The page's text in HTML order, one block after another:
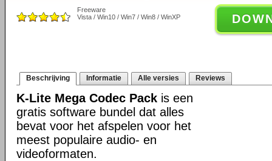
Freeware
Vista / Win10 / Win7 / Win8 / WinXP
Beschrijving Informatie Alle versies Reviews
K-Lite Mega Codec Pack is een
gratis software bundel dat alles
bevat voor het afspelen voor het
meest populaire audio- en
videoformaten.